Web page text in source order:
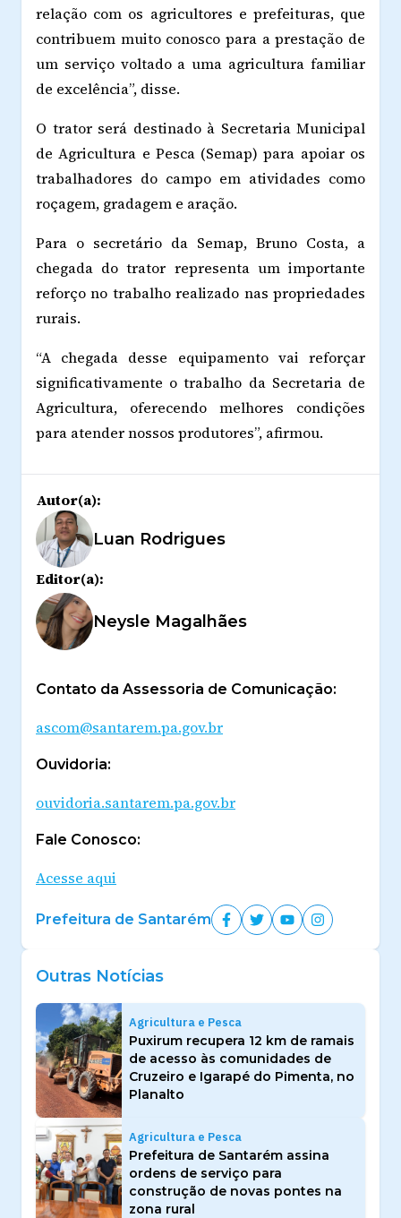
relação com os agricultores e prefeituras, que
contribuem muito conosco para a prestação de
um serviço voltado a uma agricultura familiar
de excelência”, disse.
O trator será destinado à Secretaria Municipal
de Agricultura e Pesca (Semap) para apoiar os
trabalhadores do campo em atividades como
roçagem, gradagem e aração.
Para o secretário da Semap, Bruno Costa, a
chegada do trator representa um importante
reforço no trabalho realizado nas propriedades
rurais.
“A chegada desse equipamento vai reforçar
significativamente o trabalho da Secretaria de
Agricultura, oferecendo melhores condições
para atender nossos produtores”, afirmou.
Autor(a):
Luan Rodrigues
Editor(a):
Neysle Magalhães
Contato da Assessoria de Comunicação:
ascom@santarem.pa.gov.br
Ouvidoria:
ouvidoria.santarem.pa.gov.br
Fale Conosco:
Acesse aqui
Prefeitura de Santarém
Outras Notícias
Agricultura e Pesca
Puxirum recupera 12 km de ramais
de acesso às comunidades de
Cruzeiro e Igarapé do Pimenta, no
Planalto
Agricultura e Pesca
Prefeitura de Santarém assina
ordens de serviço para
construção de novas pontes na
zona rural